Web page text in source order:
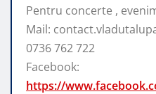
Pentru concerte ,
Mail:
0736 762 722
Facebook:
https://